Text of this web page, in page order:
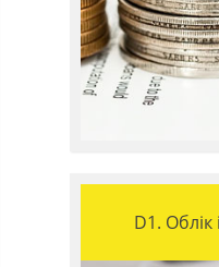
D1. Облік